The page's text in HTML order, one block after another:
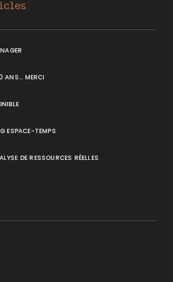
ANS... MERCI
ESPACE-TEMPS
DE RESSOURCES RÉELLES